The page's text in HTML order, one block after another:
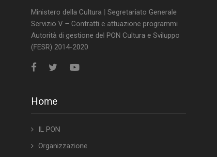
Ministero della Cultura | Segretariato Generale
Servizio V – Contratti e attuazione programmi
Autorità di gestione del PON Cultura e Sviluppo
(FESR) 2014-2020
Home
IL PON
Organizzazione